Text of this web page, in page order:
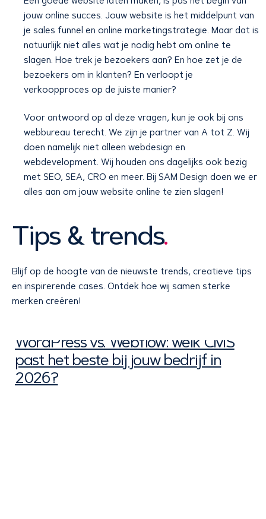
jouw online succes. Jouw website is het middelpunt van
je sales funnel en online marketingstrategie. Maar dat is
natuurlijk niet alles wat je nodig hebt om online te
slagen. Hoe trek je bezoekers aan? En hoe zet je de
bezoekers om in klanten? En verloopt je
verkoopproces op de juiste manier?
Voor antwoord op al deze vragen, kun je ook bij ons
webbureau terecht. We zijn je partner van A tot Z. Wij
doen namelijk niet alleen webdesign en
webdevelopment. Wij houden ons dagelijks ook bezig
met SEO, SEA, CRO en meer. Bij SAM Design doen we er
alles aan om jouw website online te zien slagen!
Tips & trends.
Blijf op de hoogte van de nieuwste trends, creatieve tips
en inspirerende cases. Ontdek hoe wij samen sterke
merken creëren!
WordPress vs. Webflow: welk CMS
past het beste bij jouw bedrijf in
2026?